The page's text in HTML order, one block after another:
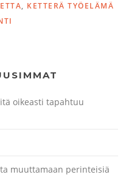
, KETTERÄ TYÖELÄMÄ
oikeasti tapahtuu
muuttamaan perinteisiä